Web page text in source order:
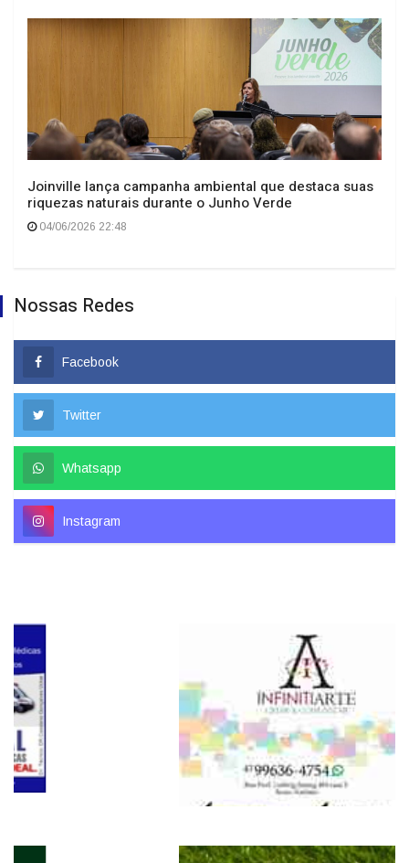
Joinville lança campanha ambiental que destaca suas
riquezas naturais durante o Junho Verde
04/06/2026 22:48
Nossas Redes
Facebook
Twitter
Whatsapp
Instagram